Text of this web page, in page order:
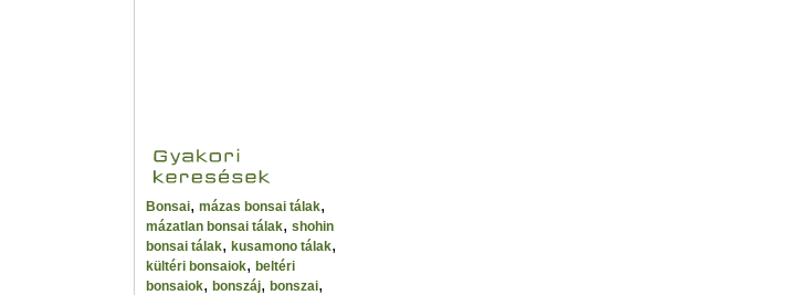
Bonsai, mázas bonsai tálak,
mázatlan bonsai tálak, shohin
bonsai tálak, kusamono tálak,
kültéri bonsaiok, beltéri
bonsaiok, bonszáj, bonszai,